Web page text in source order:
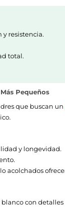
resistencia.
total.
Pequeños
que buscan un
y longevidad.
acolchados
con